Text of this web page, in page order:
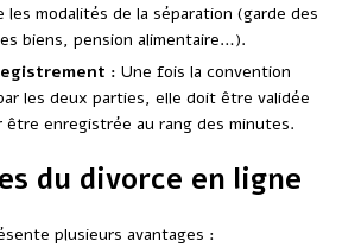
les modalités de la séparation (garde des
biens, pension alimentaire…).
: Une fois la convention
les deux parties, elle doit être validée
être enregistrée au rang des minutes.
du divorce en ligne
plusieurs avantages :